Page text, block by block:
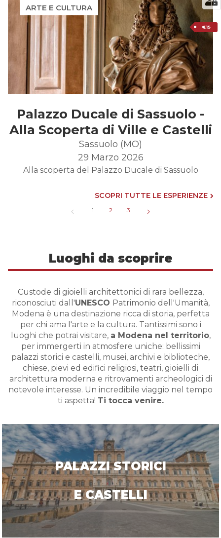
Palazzo Ducale di Sassuolo -
Alla Scoperta di Ville e Castelli
ARTE E CULTURA
€15
Sassuolo (MO)
29 Marzo 2026
Alla scoperta del Palazzo Ducale di Sassuolo
SCOPRI TUTTE LE ESPERIENZE
1 2 3
Luoghi da scoprire
Custode di gioielli architettonici di rara bellezza,
riconosciuti dall'UNESCO Patrimonio dell'Umanità,
Modena è una destinazione ricca di storia, perfetta
per chi ama l'arte e la cultura. Tantissimi sono i
luoghi che potrai visitare, a Modena nel territorio,
per immergerti in atmosfere uniche: bellissimi
palazzi storici e castelli, musei, archivi e biblioteche,
chiese, pievi ed edifici religiosi, teatri, gioielli di
architettura moderna e ritrovamenti archeologici di
notevole interesse. Un incredibile viaggio nel tempo
ti aspetta! Ti tocca venire.
PALAZZI STORICI
E CASTELLI